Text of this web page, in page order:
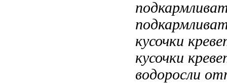
кусочки
кусочки
водоросли